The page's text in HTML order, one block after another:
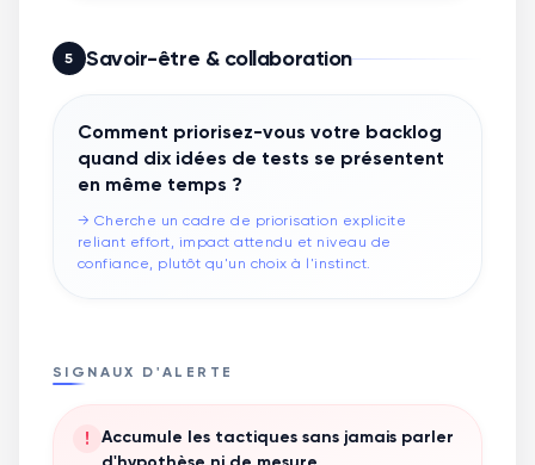
5 Savoir-être & collaboration
Comment priorisez-vous votre backlog
quand dix idées de tests se présentent
en même temps ?
→ Cherche un cadre de priorisation explicite
reliant effort, impact attendu et niveau de
confiance, plutôt qu'un choix à l'instinct.
SIGNAUX D'ALERTE
!
Accumule les tactiques sans jamais parler